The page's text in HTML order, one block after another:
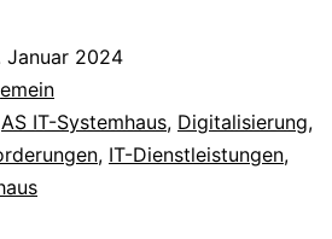
Januar 2024
AS IT-Systemhaus, Digitalisierung,
, IT-Dienstleistungen,